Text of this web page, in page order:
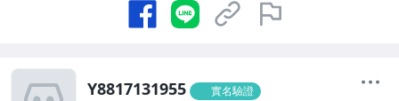
Y8817131955 實名驗證